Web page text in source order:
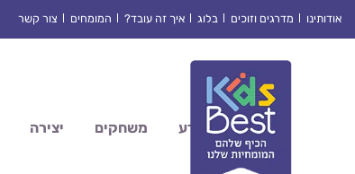
אודותינו מדרגים וזוכים בלוג איך זה עובד? המומחים צור קשר
מדע משחקים יצירה